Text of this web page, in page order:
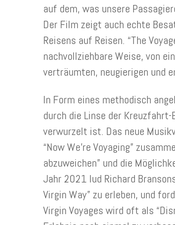
auf dem, was unsere
Der Film zeigt auch echte
Reisens auf Reisen. “The
nachvollziehbare Weise, von
verträumten, neugierigen und
In Form eines methodisch
durch die Linse der
verwurzelt ist. Das neue
“Now We’re Voyaging”
abzuweichen” und die
Jahr 2021 lud Richard
Virgin Way” zu erleben, und
Virgin Voyages wird oft als